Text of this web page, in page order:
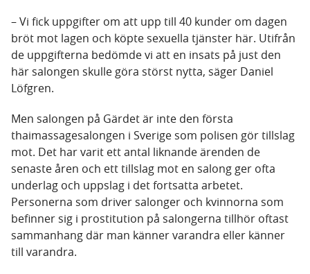
– Vi fick uppgifter om att upp till 40 kunder om dagen
bröt mot lagen och köpte sexuella tjänster här. Utifrån
de uppgifterna bedömde vi att en insats på just den
här salongen skulle göra störst nytta, säger Daniel
Löfgren.
Men salongen på Gärdet är inte den första
thaimassagesalongen i Sverige som polisen gör tillslag
mot. Det har varit ett antal liknande ärenden de
senaste åren och ett tillslag mot en salong ger ofta
underlag och uppslag i det fortsatta arbetet.
Personerna som driver salonger och kvinnorna som
befinner sig i prostitution på salongerna tillhör oftast
sammanhang där man känner varandra eller känner
till varandra.